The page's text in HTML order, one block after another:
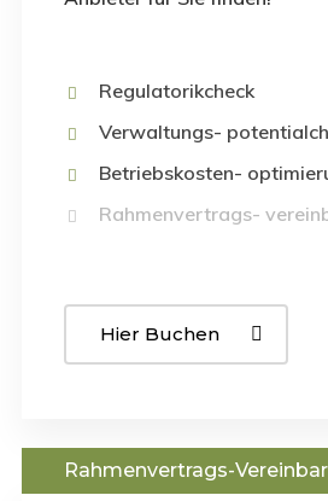
Regulatorikcheck
Verwaltungs-
Betriebskosten-
Rahmenvertrags-
Hier Buchen
Rahmenvertrags-